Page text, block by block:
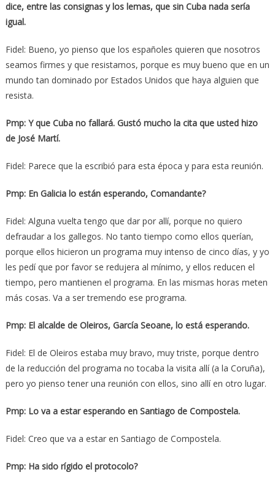
dice, entre las consignas y los lemas, que sin Cuba nada sería
igual.
Fidel: Bueno, yo pienso que los españoles quieren que nosotros
seamos firmes y que resistamos, porque es muy bueno que en un
mundo tan dominado por Estados Unidos que haya alguien que
resista.
Pmp: Y que Cuba no fallará. Gustó mucho la cita que usted hizo
de José Martí.
Fidel: Parece que la escribió para esta época y para esta reunión.
Pmp: En Galicia lo están esperando, Comandante?
Fidel: Alguna vuelta tengo que dar por allí, porque no quiero
defraudar a los gallegos. No tanto tiempo como ellos querían,
porque ellos hicieron un programa muy intenso de cinco días, y yo
les pedí que por favor se redujera al mínimo, y ellos reducen el
tiempo, pero mantienen el programa. En las mismas horas meten
más cosas. Va a ser tremendo ese programa.
Pmp: El alcalde de Oleiros, García Seoane, lo está esperando.
Fidel: El de Oleiros estaba muy bravo, muy triste, porque dentro
de la reducción del programa no tocaba la visita allí (a la Coruña),
pero yo pienso tener una reunión con ellos, sino allí en otro lugar.
Pmp: Lo va a estar esperando en Santiago de Compostela.
Fidel: Creo que va a estar en Santiago de Compostela.
Pmp: Ha sido rígido el protocolo?